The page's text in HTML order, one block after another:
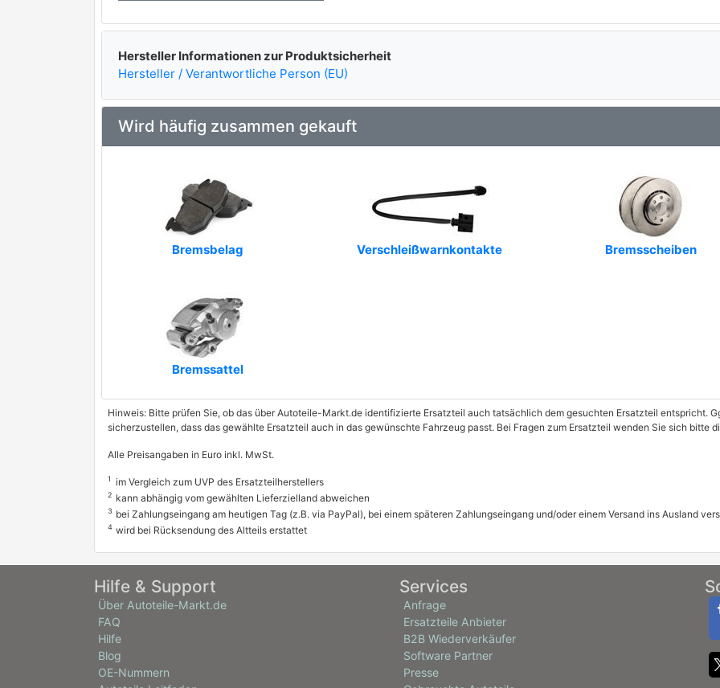
Hersteller Informationen zur Produktsicherheit
Hersteller / Verantwortliche Person (EU)
Wird häufig zusammen gekauft
Bremsbelag Verschleißwarnkontakte Bremsscheiben
Bremssattel
Hinweis: Bitte prüfen Sie, ob das über Autoteile-Markt.de identifizierte Ersatzteil auch tatsächlich dem gesuchten Ersatzteil entspricht.
sicherzustellen, dass das gewählte Ersatzteil auch in das gewünschte Fahrzeug passt. Bei Fragen zum Ersatzteil wenden Sie sich bitte
Alle Preisangaben in Euro inkl. MwSt.
1 im Vergleich zum UVP des Ersatzteilherstellers
2 kann abhängig vom gewählten Lieferzielland abweichen
3 bei Zahlungseingang am heutigen Tag (z.B. via PayPal), bei einem späteren Zahlungseingang und/oder einem Versand ins Ausland
4 wird bei Rücksendung des Altteils erstattet
Hilfe & Support
Über Autoteile-Markt.de
FAQ
Hilfe
Blog
OE-Nummern
Services
Anfrage
Ersatzteile Anbieter
B2B Wiederverkäufer
Software Partner
Presse